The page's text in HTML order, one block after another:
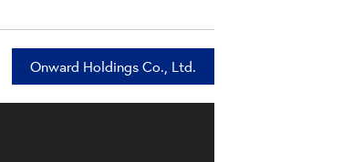
Onward Holdings Co., Ltd.